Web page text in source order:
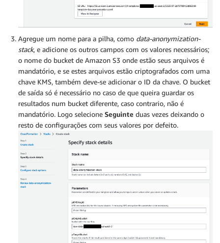
Agregue um nome para a pilha, como data-anonymization-
stack, e adicione os outros campos com os valores necessários;
o nome do bucket de Amazon S3 onde estão seus arquivos é
mandatório, e se estes arquivos estão criptografados com uma
chave KMS, também deve-se adicionar o ID da chave. O bucket
de saída só é necessário no caso de que queira guardar os
resultados num bucket diferente, caso contrario, não é
mandatório. Logo selecione Seguinte duas vezes deixando o
resto de configurações com seus valores por defeito.